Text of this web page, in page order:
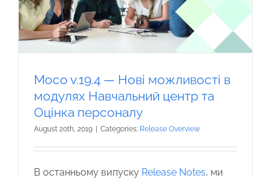
Moco v.19.4 — Нові можливості в
модулях Навчальний центр та
Оцінка персоналу
August 20th, 2019 | Categories: Release Overview
В останньому випуску Release Notes, ми